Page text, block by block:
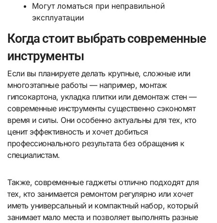
Могут ломаться при неправильной
эксплуатации
Когда стоит выбрать современные
инструменты
Если вы планируете делать крупные, сложные или
многоэтапные работы — например, монтаж
гипсокартона, укладка плитки или демонтаж стен —
современные инструменты существенно сэкономят
время и силы. Они особенно актуальны для тех, кто
ценит эффективность и хочет добиться
профессионального результата без обращения к
специалистам.
Также, современные гаджеты отлично подходят для
тех, кто занимается ремонтом регулярно или хочет
иметь универсальный и компактный набор, который
занимает мало места и позволяет выполнять разные